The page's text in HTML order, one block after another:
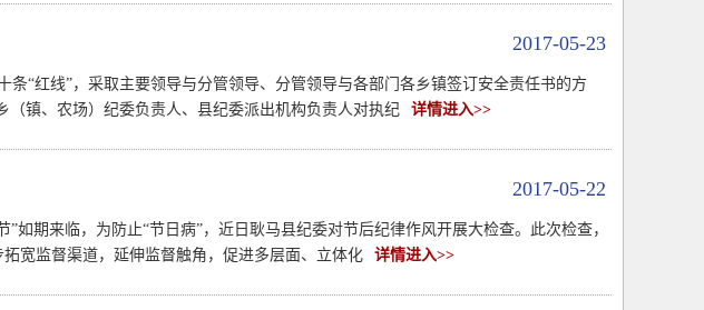
2017-05-23
“红线”，采取主要领导与分管领导、分管领导与各部门各乡镇签订安全责任书的方
镇、农场）纪委负责人、县纪委派出机构负责人对执纪
详情进入>>
2017-05-22
如期来临，为防止“节日病”，近日耿马县纪委对节后纪律作风开展大检查。此次检查，
宽监督渠道，延伸监督触角，促进多层面、立体化
详情进入>>